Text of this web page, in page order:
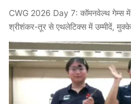
CWG 2026 Day 7: कॉमनवेल्थ गेम्स
श्रीशंकर-तूर से एथलेटिक्स में उम्मीदें,